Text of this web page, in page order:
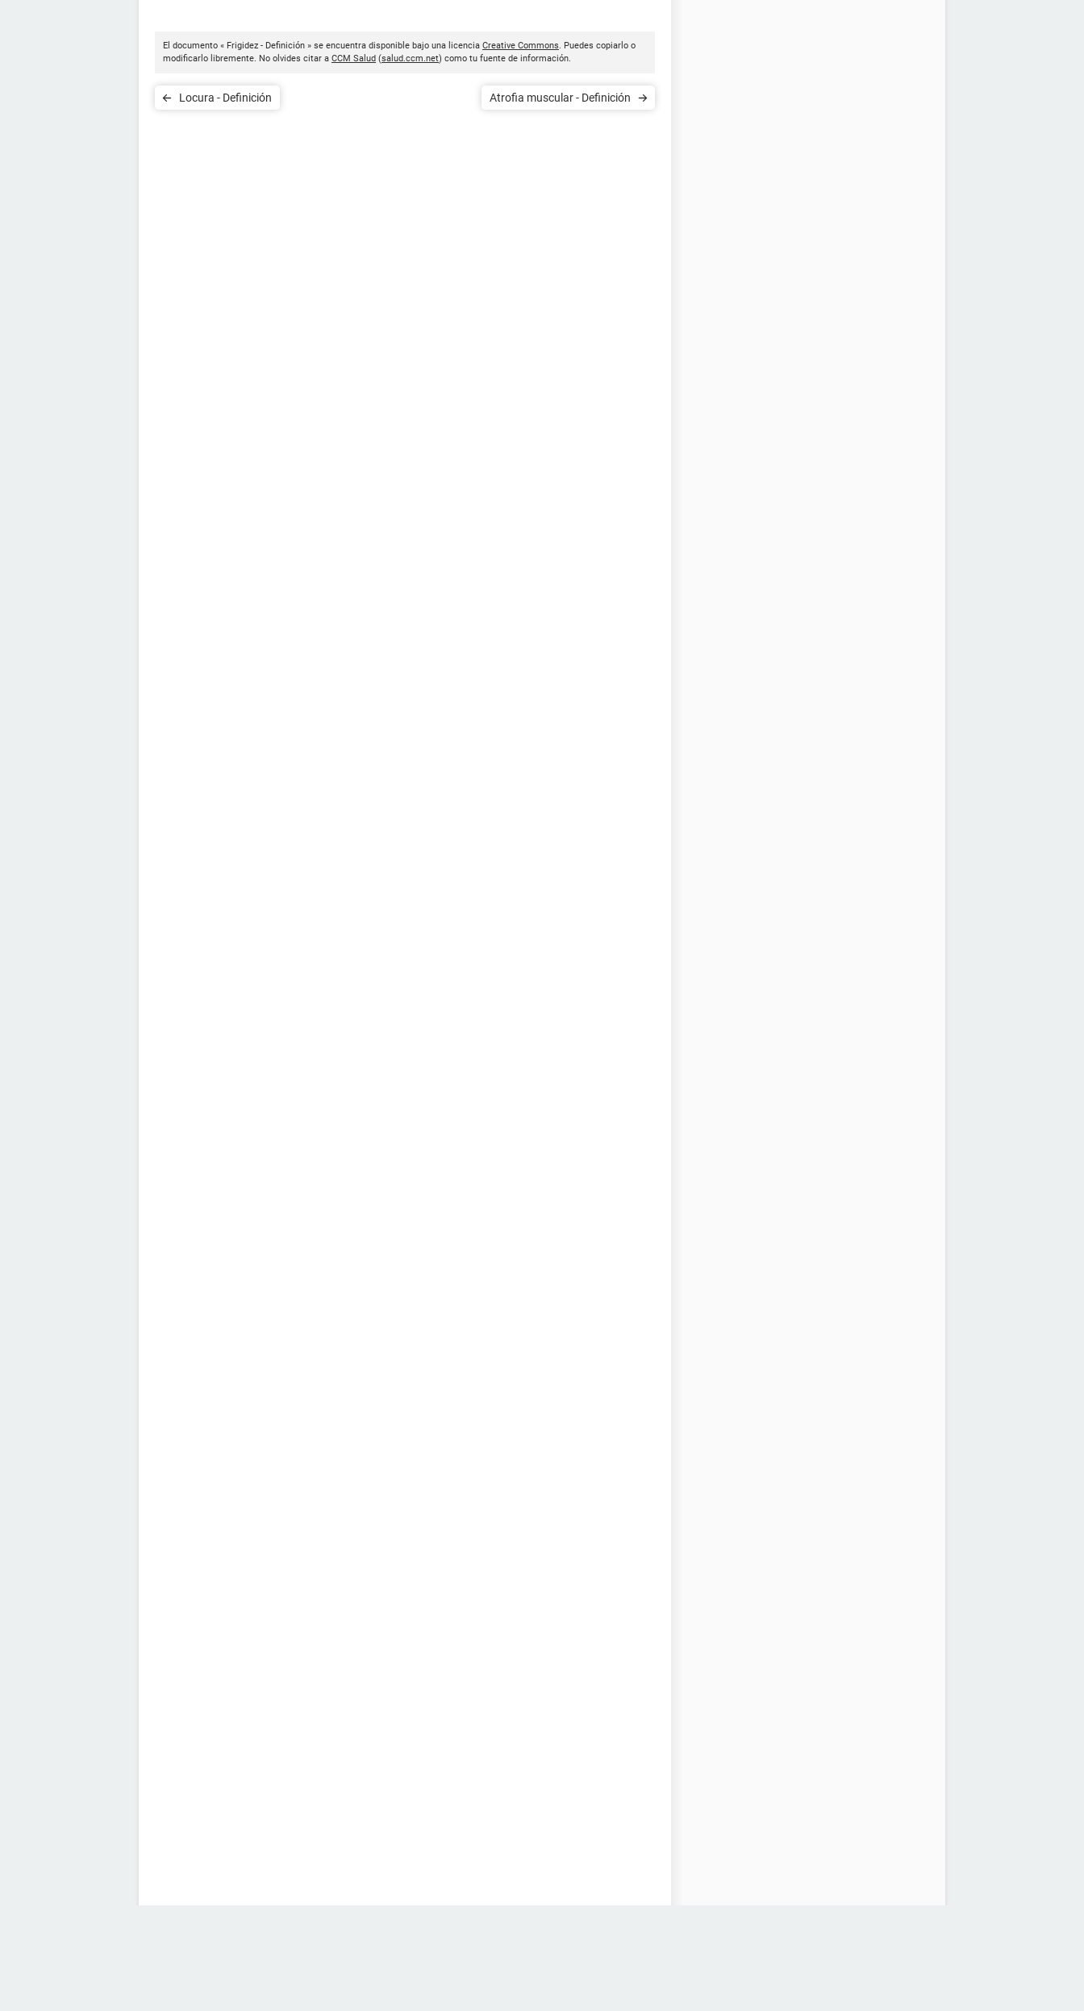
El documento « Frigidez - Definición » se encuentra disponible bajo una licencia Creative Commons. Puedes copiarlo o
modificarlo libremente. No olvides citar a CCM Salud (salud.ccm.net) como tu fuente de información.
Locura - Definición Atrofia muscular - Definición